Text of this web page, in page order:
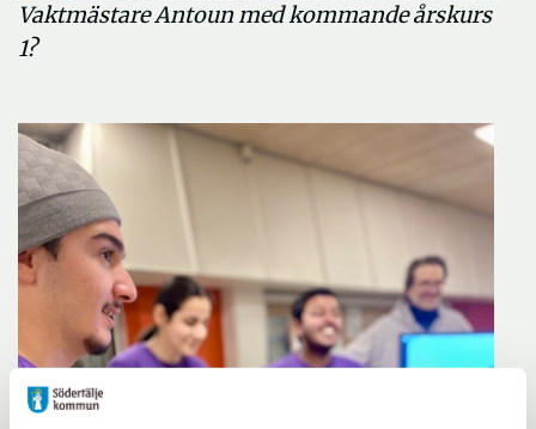
Vaktmästare Antoun med kommande årskurs
1?